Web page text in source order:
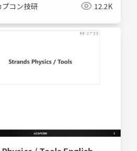
プコン技研 12.2K